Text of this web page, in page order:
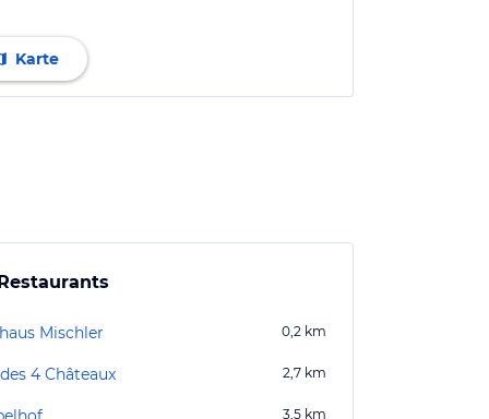
Karte
Mischler 0,2 km
4 Châteaux 2,7 km
3,5 km